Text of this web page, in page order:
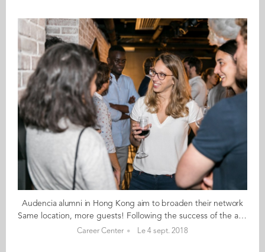
Audencia alumni in Hong Kong aim to broaden their network
Same location, more guests! Following the success of the afterwork in July which brought together with alumni and students from Audencia and emlyon, Hong Kong ambassador Benoit Zoetelief Tromp (GE 14) is part of the initiative behind the Grandes Ecoles networking cocktail on 20th September. This time, the guest list is wider and will include alumni and students from Audencia but also EDHEC, ESCP, ESSEC, HEC, emlyon and SKEMA. The Artist House the July afterwork was held was a great location and has the capacity to host the cocktail/networking event on 20th September when the organisers aim to have 150 people. Alumni and students who are in Hong Kong (either permanently or just passing by) are welcome to contact Benoit if they are interested in attending.
Career Center Le 4 sept. 2018